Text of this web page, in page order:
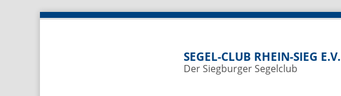
SEGEL-CLUB RHEIN-SIEG E.V.
Der Siegburger Segelclub